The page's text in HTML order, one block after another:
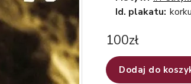
Id. plakatu:
100zł
Dodaj do